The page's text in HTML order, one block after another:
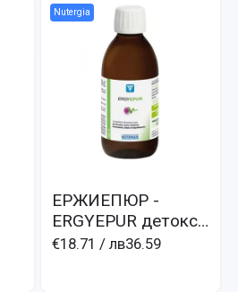
Nutergia
ЕРЖИЕПЮР -
ERGYEPUR детокс
ч.дроб и бъбреци с
€18.71 / лв36.59